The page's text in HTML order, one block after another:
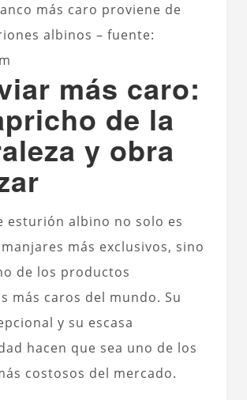
más caro proviene de
albinos – fuente:
más caro:
de la
y obra
esturión albino no solo es
más exclusivos, sino
de los productos
más caros del mundo. Su
y su escasa
hacen que sea uno de los
costosos del mercado.